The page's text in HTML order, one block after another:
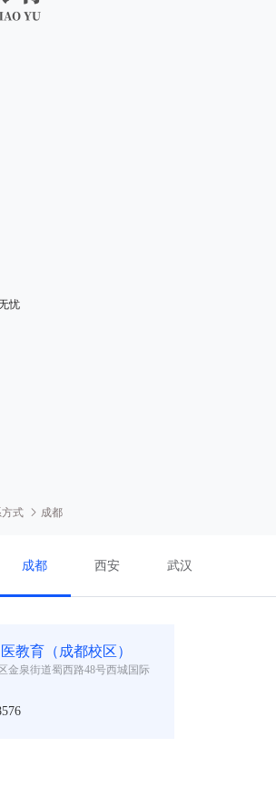
忧
式 成都
成都 西安 武汉
教育（成都校区）
金泉街道蜀西路48号西城国际